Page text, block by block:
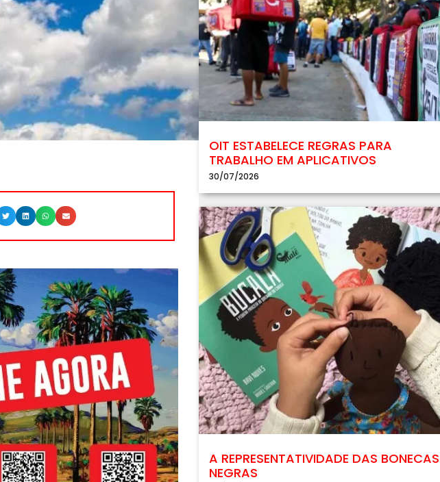
OIT ESTABELECE REGRAS PARA
TRABALHO EM APLICATIVOS
30/07/2026
A REPRESENTATIVIDADE DAS BONECAS
NEGRAS